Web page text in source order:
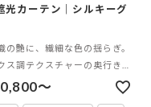
光カーテン｜シルキーグ
の艶に、繊細な色の揺らぎ。
ス調テクスチャーの奥行きを
光カーテン
～